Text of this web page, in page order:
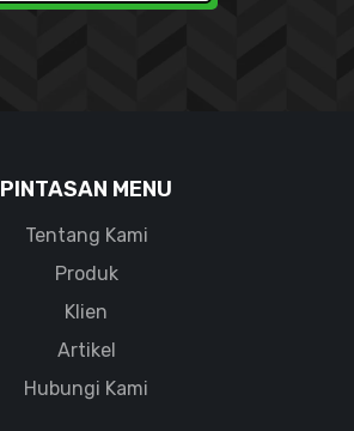
PINTASAN MENU
Tentang Kami
Produk
Klien
Artikel
Hubungi Kami